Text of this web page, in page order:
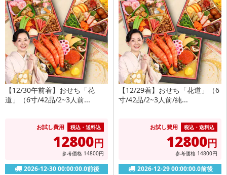
【12/30午前着】おせち「花
道」（6寸/42品/2~3人前...
お試し費用 税込・送料込
12800円
参考価格 14800円
2026-12-30 00:00:00.0前後
【12/29着】おせち「花道」（6
寸/42品/2~3人前/純...
お試し費用 税込・送料込
12800円
参考価格 14800円
2026-12-29 00:00:00.0前後